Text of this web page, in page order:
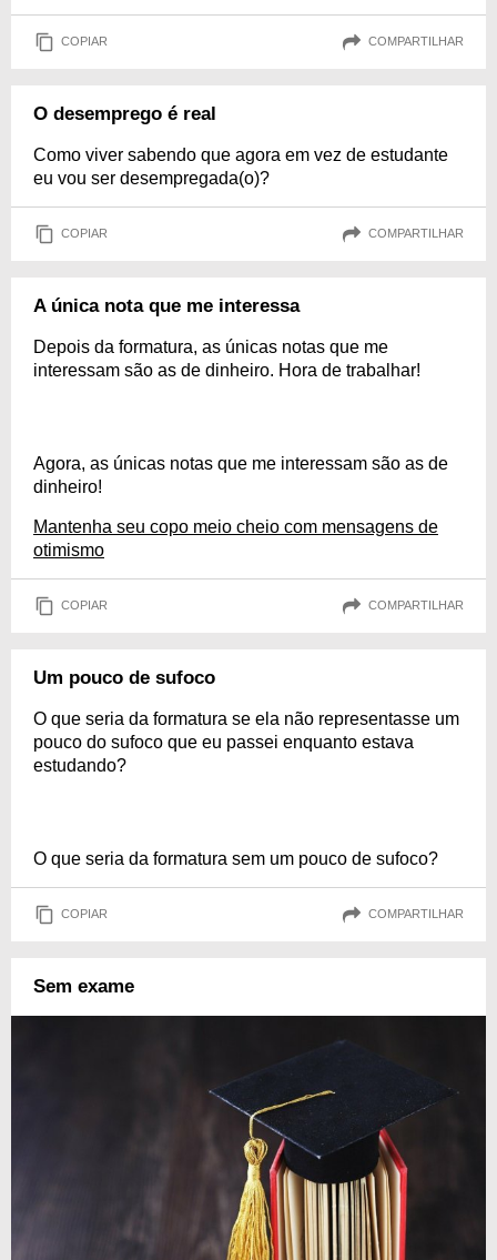
COPIAR COMPARTILHAR
O desemprego é real
Como viver sabendo que agora em vez de estudante
eu vou ser desempregada(o)?
COPIAR COMPARTILHAR
A única nota que me interessa
Depois da formatura, as únicas notas que me
interessam são as de dinheiro. Hora de trabalhar!
Agora, as únicas notas que me interessam são as de
dinheiro!
Mantenha seu copo meio cheio com mensagens de
otimismo
COPIAR COMPARTILHAR
Um pouco de sufoco
O que seria da formatura se ela não representasse um
pouco do sufoco que eu passei enquanto estava
estudando?
O que seria da formatura sem um pouco de sufoco?
COPIAR COMPARTILHAR
Sem exame